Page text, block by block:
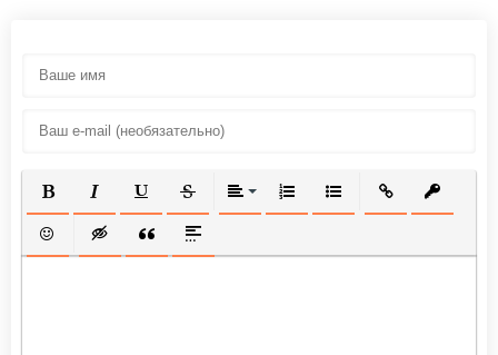
ПОЛУЖИРНЫЙ
КУРСИВПОДЧЕРКНУТЫЙ
ЗАЧЕРКНУТЫЙВЫРАВНИВАНИЕ
НУМЕРОВАННЫЙ СПИСОК
МАРКИРОВАННЫЙ
ВСТАВИТЬ
ВСТАВИТЬ СМАЙЛИК
ВСТАВКА СКРЫТОГО ТЕКСТА
ВСТАВКА ЦИТАТЫ
ВСТАВКА СПОЙЛЕРА